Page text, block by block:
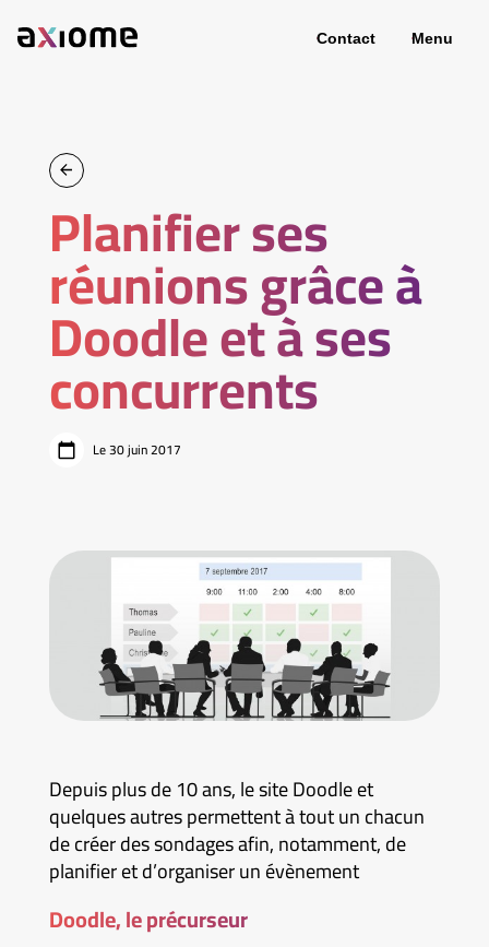
Contact Menu
Planifier ses
réunions grâce à
Doodle et à ses
concurrents
Le 30 juin 2017
Depuis plus de 10 ans, le site Doodle et
quelques autres permettent à tout un chacun
de créer des sondages afin, notamment, de
planifier et d’organiser un évènement
Doodle, le précurseur